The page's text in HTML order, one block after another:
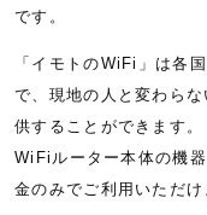
です。
「イモトのWiFi」は各
で、現地の人と変わら
供することができます。
WiFiルーター本体の機
金のみでご利用いただけ